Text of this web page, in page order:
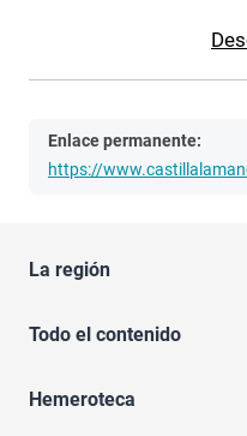
Enlace permanente:
https://
La región
Todo el contenido
Hemeroteca